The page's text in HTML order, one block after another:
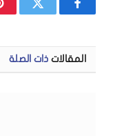
فيسبوكتويتر
المقالات ذات الصلة